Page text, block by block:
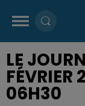
LE
FÉVRIER
06H30